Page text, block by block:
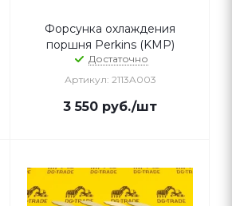
Форсунка охлаждения
поршня Perkins (KMP)
Достаточно
Артикул: 2113A003
3 550 руб./шт